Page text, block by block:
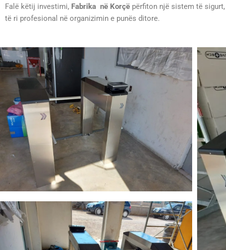
Falë këtij investimi, Fabrika në Korçë përfiton një sistem të
të ri profesional në organizimin e punës ditore.